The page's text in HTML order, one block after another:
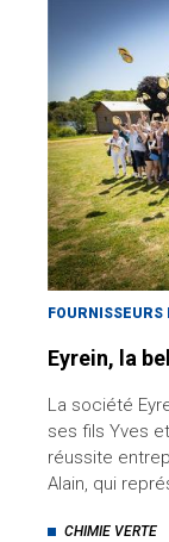
FOURNISSEURS
Eyrein, la
La société
ses fils Yves
réussite
Alain, qui
CHIMIE VERTE